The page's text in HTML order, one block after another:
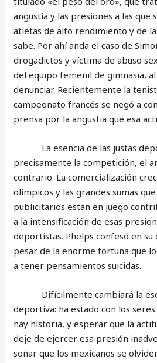
angustia y las presiones a las que
atletas de alto rendimiento y de
sabe. Por ahí anda el caso de
drogadictos y víctima de abuso
del equipo femenil de gimnasia,
denunciar. Recientemente la
campeonato francés se negó a
prensa por la angustia que esa
La esencia de las justas
precisamente la competición, el
contrario. La comercialización
olímpicos y las grandes sumas
publicitarios están en juego
a la intensificación de esas
deportistas. Phelps confesó en su
pesar de la enorme fortuna que
a tener pensamientos suicidas.
Difícilmente cambiará la
deportiva: ha estado con los
hay historia, y esperar que la
deje de ejercer esa presión
soñar que los mexicanos se